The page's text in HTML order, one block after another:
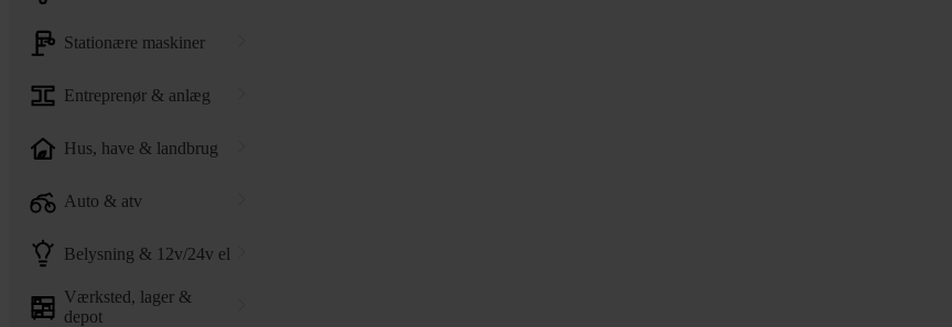
stationære maskiner
entreprenør & anlæg
hus, have & landbrug
auto & atv
belysning & 12v/24v el
værksted, lager &
depot